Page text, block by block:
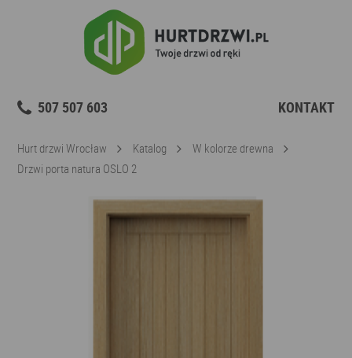
507 507 603 KONTAKT
Hurt drzwi Wrocław Katalog
W kolorze drewna
Drzwi porta natura OSLO 2